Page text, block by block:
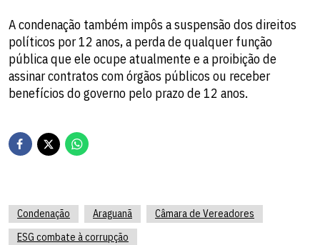
A condenação também impôs a suspensão dos direitos
políticos por 12 anos, a perda de qualquer função
pública que ele ocupe atualmente e a proibição de
assinar contratos com órgãos públicos ou receber
benefícios do governo pelo prazo de 12 anos.
Condenação Araguanã
Câmara de Vereadores
ESG combate à corrupção